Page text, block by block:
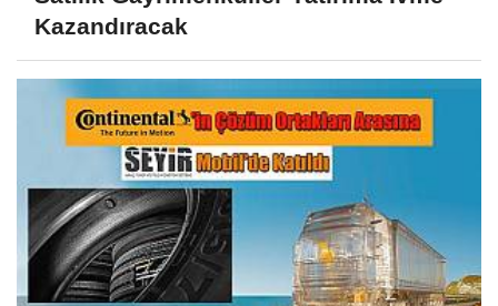
Kazandıracak